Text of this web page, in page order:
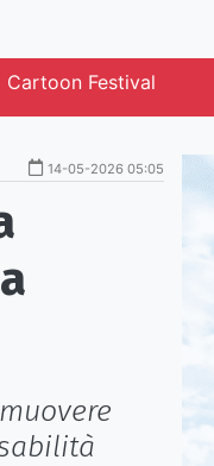
Cartoon Festival
14-05-2026 05:05